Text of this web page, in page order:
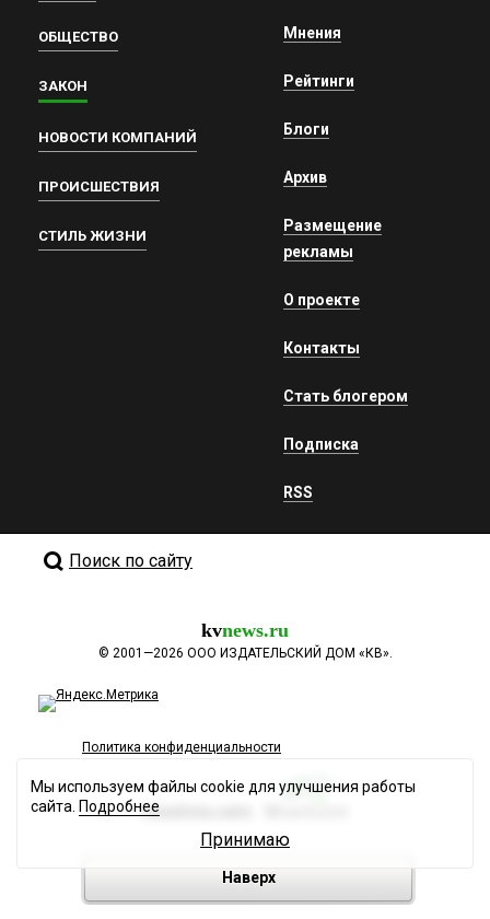
ОБЩЕСТВО
ЗАКОН
НОВОСТИ КОМПАНИЙ
ПРОИСШЕСТВИЯ
СТИЛЬ ЖИЗНИ
Мнения
Рейтинги
Блоги
Архив
Размещение
рекламы
О проекте
Контакты
Стать блогером
Подписка
RSS
Поиск по сайту
kvnews.ru
© 2001—2026 ООО ИЗДАТЕЛЬСКИЙ ДОМ «КВ».
Политика конфиденциальности
Разработка сайта
Наверх
Мы используем файлы cookie для улучшения работы
сайта. Подробнее
Принимаю